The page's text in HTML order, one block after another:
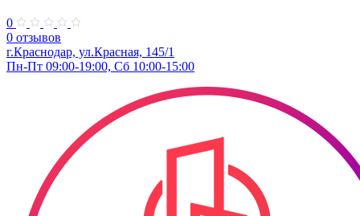
0
0 отзывов
г.Краснодар, ул.Красная, 145/1
Пн-Пт 09:00-19:00, Сб 10:00-15:00